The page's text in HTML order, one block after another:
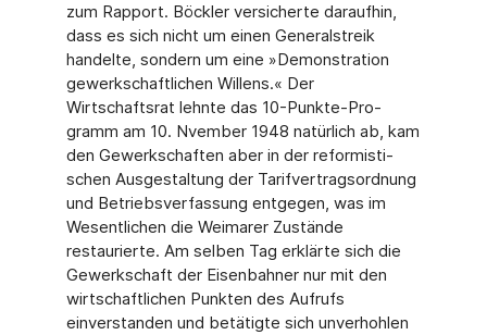
zum Rapport. Böckler ver­sicherte daraufhin,
dass es sich nicht um einen Generalstreik
handelte, sondern um eine »Demonstration
gewerkschaftlichen Willens.« Der
Wirtschaftsrat lehnte das 10-Punkte-Pro­
gramm am 10. Nvember 1948 natürlich ab, kam
den Gewerkschaften aber in der reformisti­
schen Ausgestaltung der Tarifvertragsordnung
und Betriebsverfassung entgegen, was im
Wesentlichen die Weimarer Zustände
restaurierte. Am selben Tag erklärte sich die
Gewerk­schaft der Eisenbahner nur mit den
wirtschaftlichen Punkten des Aufrufs
einverstanden und betätigte sich unverhohlen